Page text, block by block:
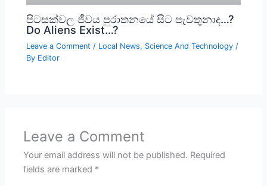
පිටසක්වල ජීවය පුරාතනයේ සිට පැවතුනාද…?
Do Aliens Exist…?
Leave a Comment / Local News, Science And Technology /
By Editor
Leave a Comment
Your email address will not be published. Required
fields are marked *